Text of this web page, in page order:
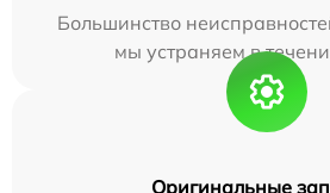
Большинство
мы устраняем в
Оригинальные